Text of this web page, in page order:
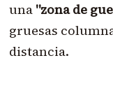
una "zona de
gruesas
distancia.